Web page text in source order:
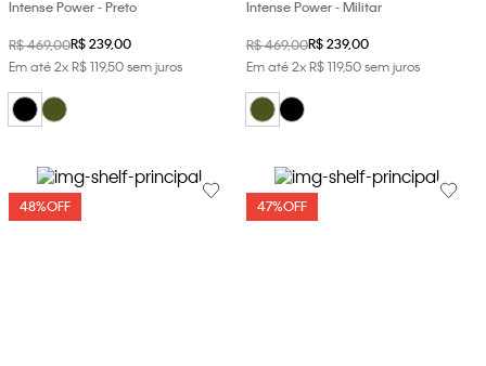
Intense Power - Preto
R$469,00R$239,00
Em até2xR$119,50sem juros
Intense Power - Militar
R$469,00R$239,00
Em até2xR$119,50sem juros
48%OFF 47%OFF